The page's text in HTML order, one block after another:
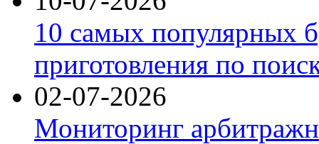
10 самых популярных
приготовления по
02-07-2026
Мониторинг